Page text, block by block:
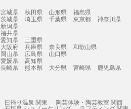
宮城県 秋田県 山形県
福島県
茨城県 埼玉県 千葉県 東京都
神奈川県
新潟県
福井県
愛知県
三重県
大阪府 兵庫県 奈良県
和歌山県
岡山県 広島県
山口県
愛媛県
高知県
長崎県 熊本県 大分県 宮崎県
鹿児島県
日帰り温泉 関東 陶芸体験・陶芸教室 関西